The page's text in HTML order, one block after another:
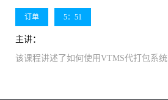
订单 5：51
主讲：
该课程讲述了如何使用VTMS代打包系统